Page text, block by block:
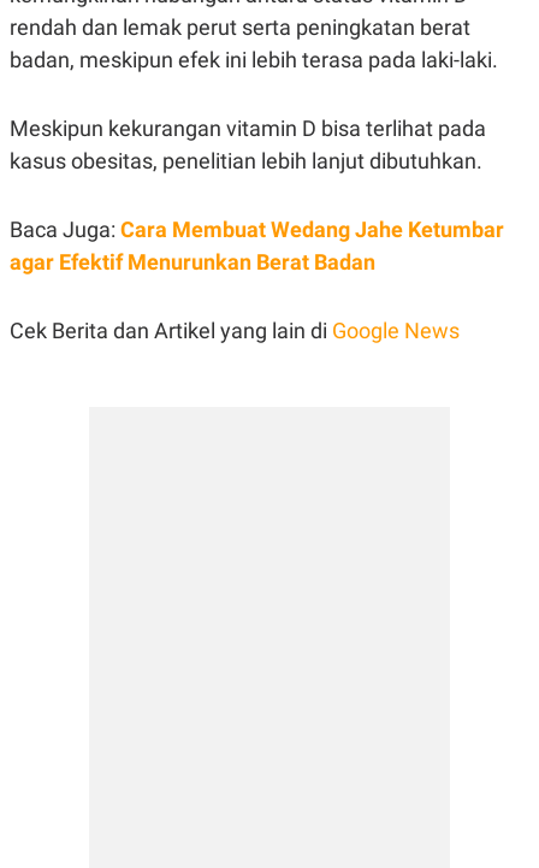
rendah dan lemak perut serta peningkatan berat
badan, meskipun efek ini lebih terasa pada laki-laki.
Meskipun kekurangan vitamin D bisa terlihat pada
kasus obesitas, penelitian lebih lanjut dibutuhkan.
Baca Juga: Cara Membuat Wedang Jahe Ketumbar
agar Efektif Menurunkan Berat Badan
Cek Berita dan Artikel yang lain di Google News